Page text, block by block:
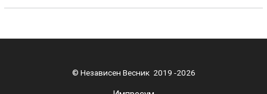
© Независен Весник 2019 -2026